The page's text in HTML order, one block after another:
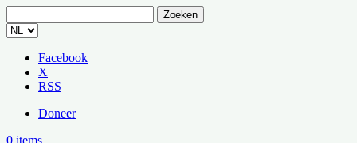
naar:
Facebook
X
RSS
Doneer
0 items